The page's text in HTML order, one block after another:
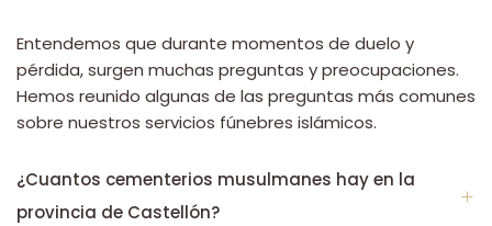
Entendemos que durante momentos de duelo y
pérdida, surgen muchas preguntas y preocupaciones.
Hemos reunido algunas de las preguntas más comunes
sobre nuestros servicios fúnebres islámicos.
¿Cuantos cementerios musulmanes hay en la
provincia de Castellón?